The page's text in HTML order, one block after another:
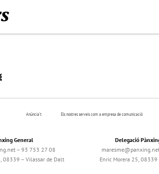
Anúncia’t Els nostres serveis com a empresa de comunicació
General
– 93 753 27 08
08339 – Vilassar de Dalt
Delegació
Enric Morera 25,